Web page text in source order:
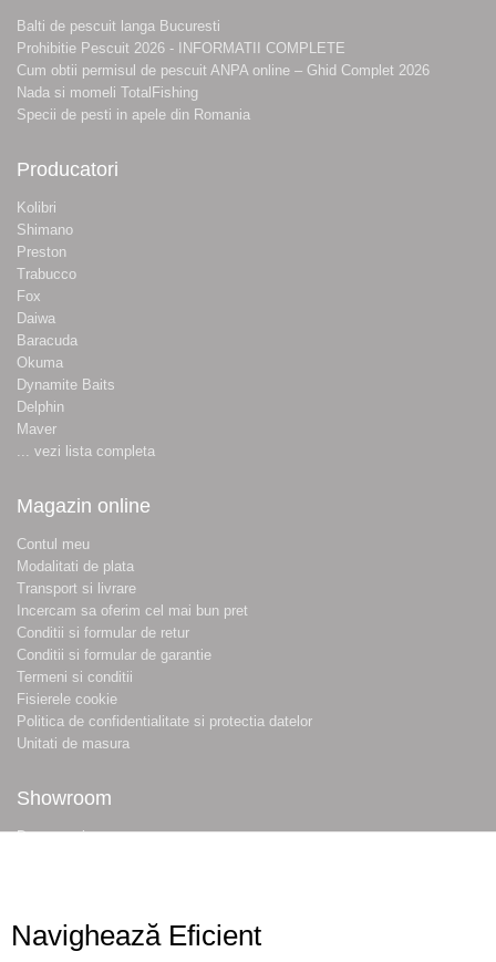
Balti de pescuit langa Bucuresti
Prohibitie Pescuit 2026 - INFORMATII COMPLETE
Cum obtii permisul de pescuit ANPA online – Ghid Complet 2026
Nada si momeli TotalFishing
Specii de pesti in apele din Romania
Producatori
Kolibri
Shimano
Preston
Trabucco
Fox
Daiwa
Baracuda
Okuma
Dynamite Baits
Delphin
Maver
... vezi lista completa
Magazin online
Contul meu
Modalitati de plata
Transport si livrare
Incercam sa oferim cel mai bun pret
Conditii si formular de retur
Conditii si formular de garantie
Termeni si conditii
Fisierele cookie
Politica de confidentialitate si protectia datelor
Unitati de masura
Showroom
Despre noi
Navighează Eficient